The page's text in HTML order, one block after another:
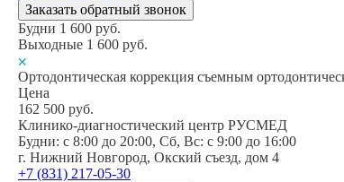
Заказать обратный звонок
Будни 1 600 руб.
Выходные 1 600 руб.
Ортодонтическая коррекция съемным
Цена
162 500 руб.
Клинико-диагностический центр РУСМЕД
Будни: c 8:00 до 20:00, Сб, Вс: c 9:00 до 16:00
г. Нижний Новгород, Окский съезд, дом 4
+7 (831) 217-05-30